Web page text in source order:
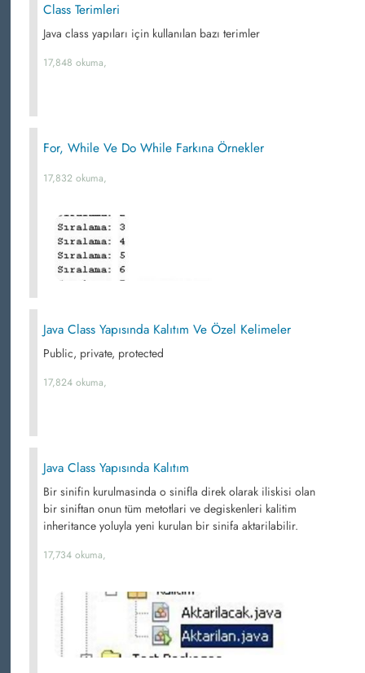
Class Terimleri
Java class yapıları için kullanılan bazı terimler
17,848 okuma,
For, While Ve Do While Farkına Örnekler
17,832 okuma,
Java Class Yapısında Kalıtım Ve Özel Kelimeler
Public, private, protected
17,824 okuma,
Java Class Yapısında Kalıtım
Bir sinifin kurulmasinda o sinifla direk olarak iliskisi olan
bir siniftan onun tüm metotlari ve degiskenleri kalitim
inheritance yoluyla yeni kurulan bir sinifa aktarilabilir.
17,734 okuma,